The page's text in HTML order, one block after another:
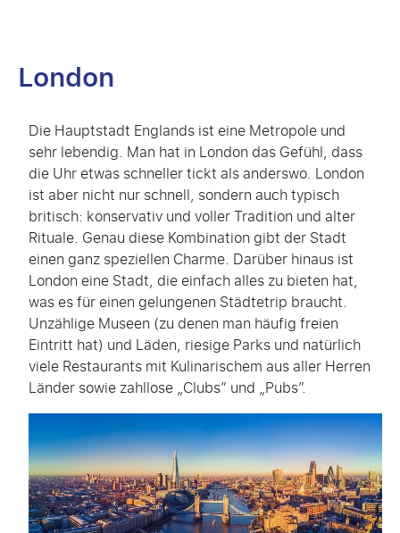
London
Die Hauptstadt Englands ist eine Metropole und
sehr lebendig. Man hat in London das Gefühl, dass
die Uhr etwas schneller tickt als anderswo. London
ist aber nicht nur schnell, sondern auch typisch
britisch: konservativ und voller Tradition und alter
Rituale. Genau diese Kombination gibt der Stadt
einen ganz speziellen Charme. Darüber hinaus ist
London eine Stadt, die einfach alles zu bieten hat,
was es für einen gelungenen Städtetrip braucht.
Unzählige Museen (zu denen man häufig freien
Eintritt hat) und Läden, riesige Parks und natürlich
viele Restaurants mit Kulinarischem aus aller Herren
Länder sowie zahllose „Clubs” und „Pubs”.